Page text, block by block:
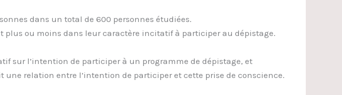
dans un total de 600 personnes étudiées.
ou moins dans leur caractère incitatif à participer au dépistage.
sur l’intention de participer à un programme de dépistage, et
relation entre l’intention de participer et cette prise de conscience.